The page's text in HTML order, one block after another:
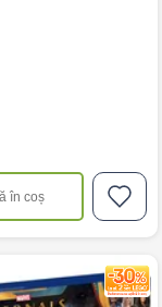
în coș